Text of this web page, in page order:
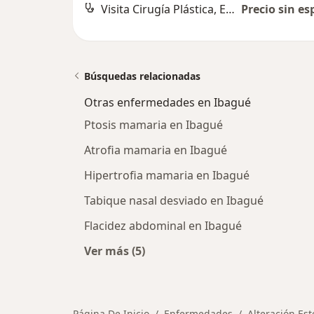
Visita Cirugía Plástica, Estética y Reconstructiva Precio sin
Búsquedas relacionadas
Otras enfermedades en Ibagué
Ptosis mamaria en Ibagué
Atrofia mamaria en Ibagué
Hipertrofia mamaria en Ibagué
Tabique nasal desviado en Ibagué
Flacidez abdominal en Ibagué
Ver más (5)